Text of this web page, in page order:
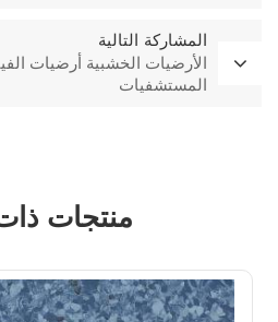
المشاركة التالية
الأرضيات الخشبية أرضيات
المستشفيات
منتجات